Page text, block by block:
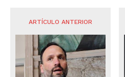
ARTÍCULO ANTERIOR